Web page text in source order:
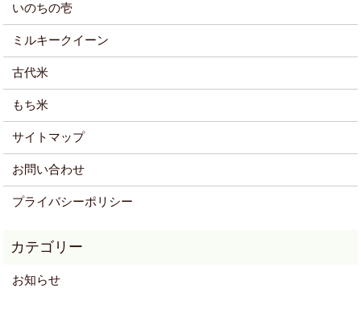
いのちの壱
ミルキークイーン
古代米
もち米
サイトマップ
お問い合わせ
プライバシーポリシー
お知らせ